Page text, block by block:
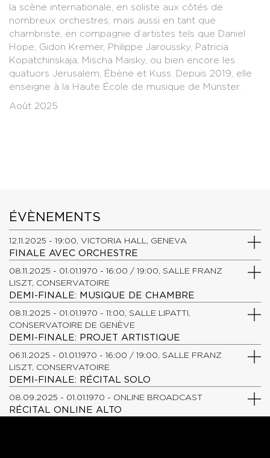
la scène internationale, en soliste aux côtés de
nombreux orchestres, mais aussi en tant que
chambriste, en compagnie d’artistes tels que Daniel
Hope, Gidon Kremer, Philippe Jaroussky, Patricia
Kopatchinskaja, Mischa Maisky, ou bien encore les
quatuors Jerusalem, Ébène et Kuss. Depuis 2019, elle
enseigne à la Haute École de musique de Münster.
Août 2025
ÉVÈNEMENTS
12.11.2025 - 19:00, VICTORIA HALL, GENEVA
FINALE AVEC ORCHESTRE
08.11.2025 - 01.01.1970 - 16:00 / 19:00, SALLE FRANZ
LISZT, CONSERVATOIRE
DEMI-FINALE: MUSIQUE DE CHAMBRE
08.11.2025 - 01.01.1970 - 11:00, SALLE LIPATTI,
CONSERVATOIRE DE GENÈVE
DEMI-FINALE: PROJET ARTISTIQUE
06.11.2025 - 01.01.1970 - 16:00 / 19:00, SALLE FRANZ
LISZT, CONSERVATOIRE
DEMI-FINALE: RÉCITAL SOLO
08.09.2025 - 01.01.1970 - ONLINE BROADCAST
RÉCITAL ONLINE ALTO